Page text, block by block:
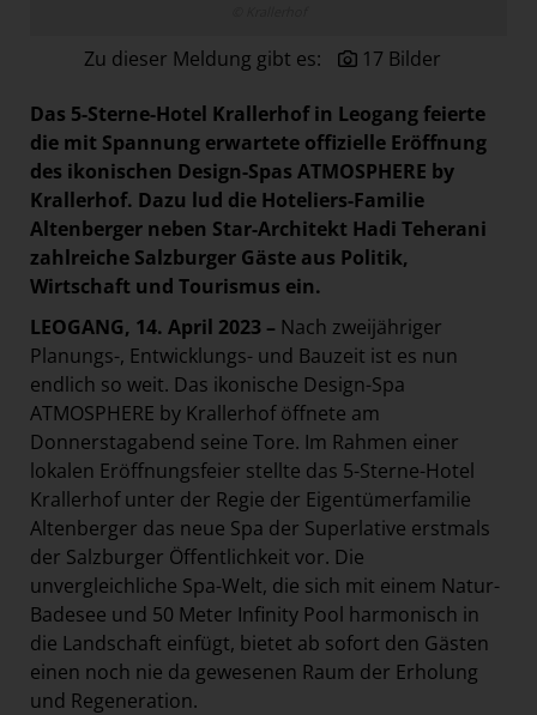
Swiss Life Select
The Companion
The Hoxton
Unibail-Rodamco-Westfield
Vöslauer
NMK
MEDIA
KONTAKT
Zu dieser Meldung gibt es: 17 Bilder
Das 5-Sterne-Hotel Krallerhof in Leogang feierte
die mit Spannung erwartete offizielle Eröffnung
des ikonischen Design-Spas ATMOSPHERE by
Krallerhof. Dazu lud die Hoteliers-Familie
Altenberger neben Star-Architekt Hadi Teherani
zahlreiche Salzburger Gäste aus Politik,
Wirtschaft und Tourismus ein.
LEOGANG, 14. April 2023 – Nach zweijähriger
Planungs-, Entwicklungs- und Bauzeit ist es nun
endlich so weit. Das ikonische Design-Spa
ATMOSPHERE by Krallerhof öffnete am
Donnerstagabend seine Tore. Im Rahmen einer
lokalen Eröffnungsfeier stellte das 5-Sterne-Hotel
Krallerhof unter der Regie der Eigentümerfamilie
Altenberger das neue Spa der Superlative erstmals
der Salzburger Öffentlichkeit vor. Die
unvergleichliche Spa-Welt, die sich mit einem Natur-
Badesee und 50 Meter Infinity Pool harmonisch in
die Landschaft einfügt, bietet ab sofort den Gästen
einen noch nie da gewesenen Raum der Erholung
und Regeneration.